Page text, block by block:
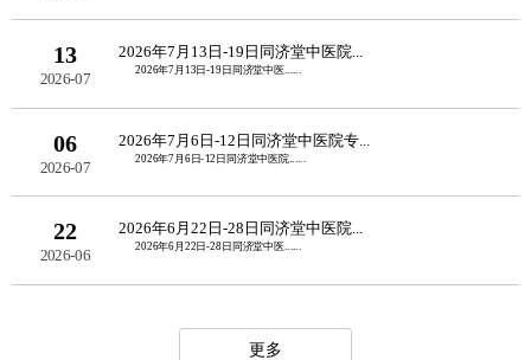
13
2026-07
2026年7月13日-19日同济堂中医院...
2026年7月13日-19日同济堂中医......
06
2026-07
2026年7月6日-12日同济堂中医院专...
2026年7月6日-12日同济堂中医院......
22
2026-06
2026年6月22日-28日同济堂中医院...
2026年6月22日-28日同济堂中医......
更多